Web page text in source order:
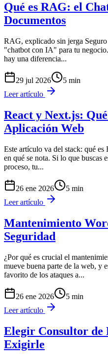
Qué es RAG: el
Documentos
RAG, explicado sin jerga
"chatbot con IA" para tu
hay una diferencia...
29 jul 2026 5 min
Leer artículo
React y Next.js:
Aplicación Web
Este artículo va del stack: qué
en qué se nota. Si lo que buscas
proceso, tu...
26 ene 2026 5 min
Leer artículo
Mantenimiento
Seguridad
¿Por qué es crucial el
mueve buena parte de la web, y
favorito de los ataques a...
26 ene 2026 5 min
Leer artículo
Elegir Consultor de
Exigirle